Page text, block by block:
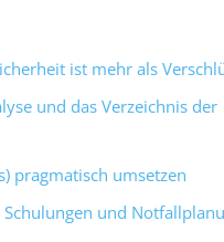
ist mehr als
und das Verzeichnis der
pragmatisch umsetzen
und